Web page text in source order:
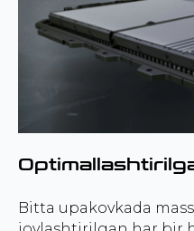
Bitta upakovkada